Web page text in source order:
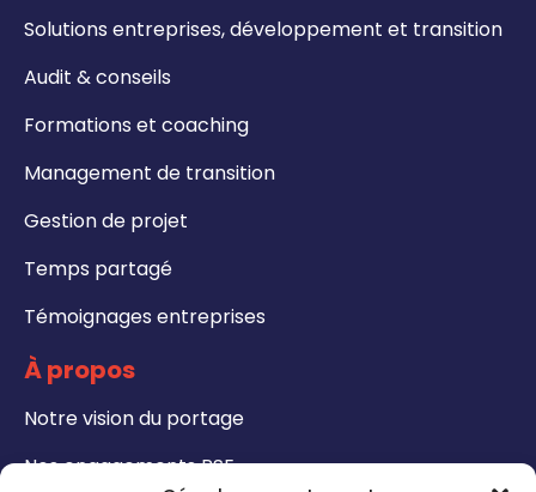
Solutions entreprises, développement et transition
Audit & conseils
Formations et coaching
Management de transition
Gestion de projet
Temps partagé
Témoignages entreprises
À propos
Notre vision du portage
Nos engagements RSE